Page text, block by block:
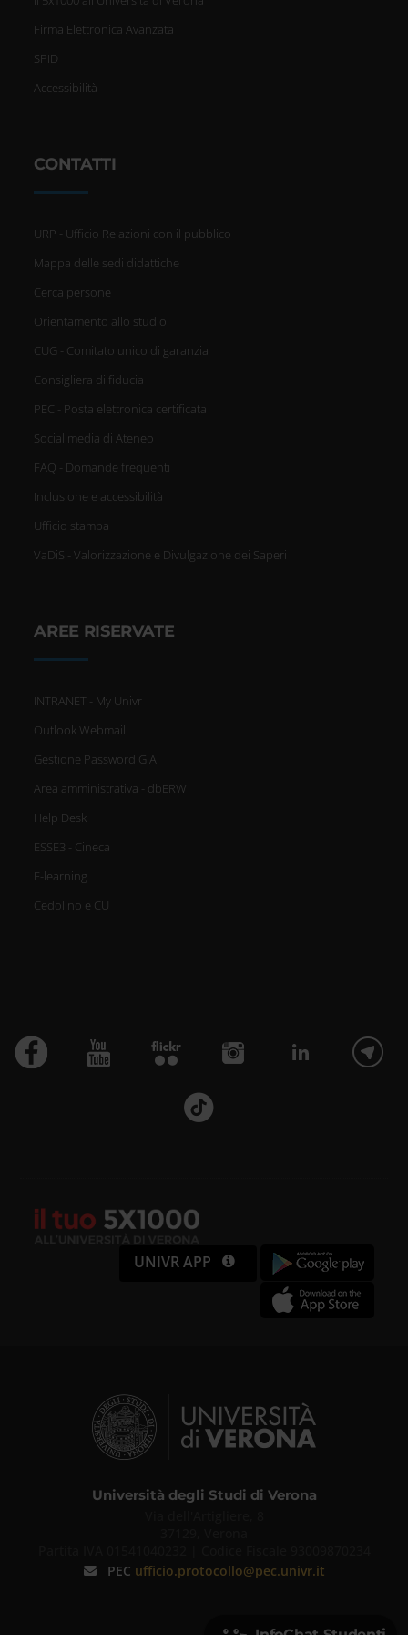
Firma Elettronica Avanzata
SPID
Accessibilità
CONTATTI
URP - Ufficio Relazioni con il pubblico
Mappa delle sedi didattiche
Cerca persone
Orientamento allo studio
CUG - Comitato unico di garanzia
Consigliera di fiducia
PEC - Posta elettronica certificata
Social media di Ateneo
FAQ - Domande frequenti
Inclusione e accessibilità
Ufficio stampa
VaDiS - Valorizzazione e Divulgazione dei Saperi
AREE RISERVATE
INTRANET - My Univr
Outlook Webmail
Gestione Password GIA
Area amministrativa - dbERW
Help Desk
ESSE3 - Cineca
E-learning
Cedolino e CU
UNIVR APP
Università degli Studi di Verona
PEC ufficio.protocollo@pec.univr.it